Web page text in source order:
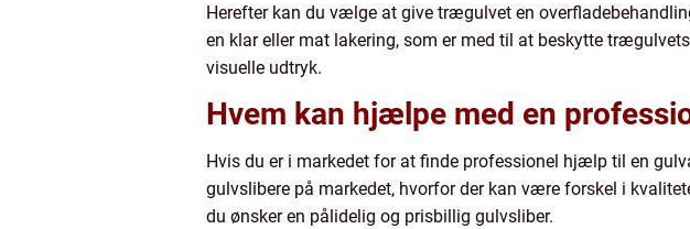
Herefter kan du vælge at give trægulvet en
en klar eller mat lakering, som er med til at beskytte
visuelle udtryk.
Hvem kan hjælpe med en
Hvis du er i markedet for at finde professionel hjælp til en
gulvslibere på markedet, hvorfor der kan være forskel i
du ønsker en pålidelig og prisbillig gulvsliber.